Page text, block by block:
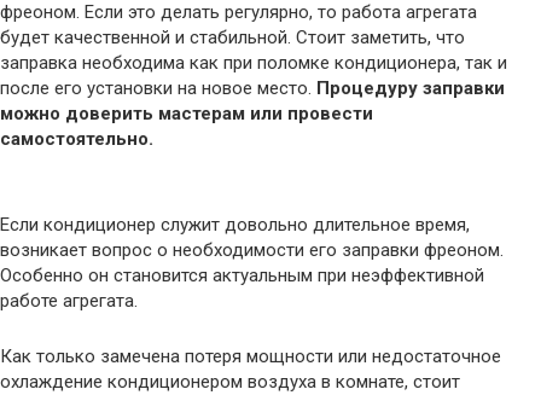
фреоном. Если это делать регулярно, то работа агрегата
будет качественной и стабильной. Стоит заметить, что
заправка необходима как при поломке кондиционера, так и
после его установки на новое место. Процедуру заправки
можно доверить мастерам или провести
самостоятельно.
Если кондиционер служит довольно длительное время,
возникает вопрос о необходимости его заправки фреоном.
Особенно он становится актуальным при неэффективной
работе агрегата.
Как только замечена потеря мощности или недостаточное
охлаждение кондиционером воздуха в комнате, стоит